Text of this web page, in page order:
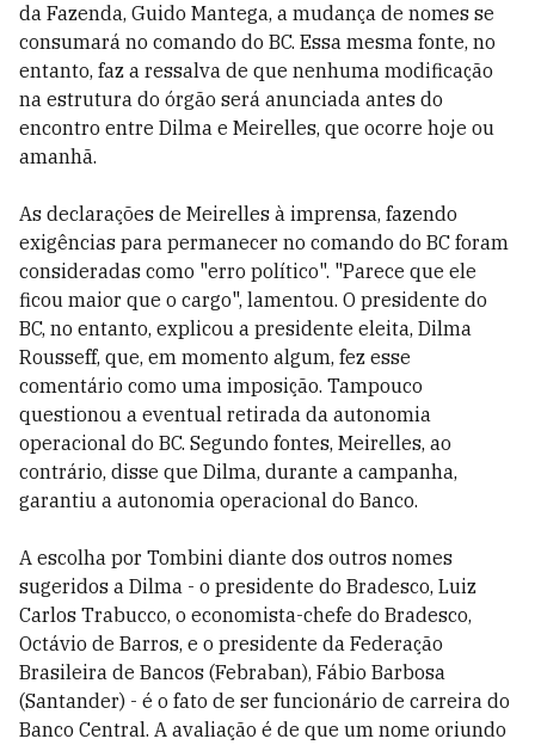
da Fazenda, Guido Mantega, a mudança de nomes se
consumará no comando do BC. Essa mesma fonte, no
entanto, faz a ressalva de que nenhuma modificação
na estrutura do órgão será anunciada antes do
encontro entre Dilma e Meirelles, que ocorre hoje ou
amanhã.
As declarações de Meirelles à imprensa, fazendo
exigências para permanecer no comando do BC foram
consideradas como "erro político". "Parece que ele
ficou maior que o cargo", lamentou. O presidente do
BC, no entanto, explicou a presidente eleita, Dilma
Rousseff, que, em momento algum, fez esse
comentário como uma imposição. Tampouco
questionou a eventual retirada da autonomia
operacional do BC. Segundo fontes, Meirelles, ao
contrário, disse que Dilma, durante a campanha,
garantiu a autonomia operacional do Banco.
A escolha por Tombini diante dos outros nomes
sugeridos a Dilma - o presidente do Bradesco, Luiz
Carlos Trabucco, o economista-chefe do Bradesco,
Octávio de Barros, e o presidente da Federação
Brasileira de Bancos (Febraban), Fábio Barbosa
(Santander) - é o fato de ser funcionário de carreira do
Banco Central. A avaliação é de que um nome oriundo